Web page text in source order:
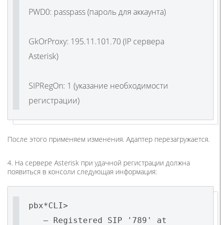
PWD0: passpass(пароль для аккаунта)
GkOrProxy: 195.11.101.70(IP сервера
Asterisk)
SIPRegOn: 1 (указание необходимости
регистрации)
После этого применяем изменения. Адаптер перезагружается.
4. На сервере Asterisk при удачной регистрации должна
появиться в консоли следующая информация:
pbx*CLI>
— Registered SIP '789' at